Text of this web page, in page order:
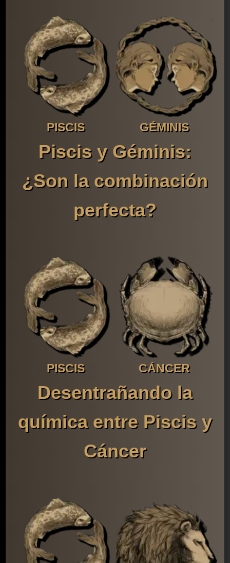
PISCIS GÉMINIS
Piscis y Géminis:
¿Son la combinación
perfecta?
PISCIS CÁNCER
Desentrañando la
química entre Piscis y
Cáncer